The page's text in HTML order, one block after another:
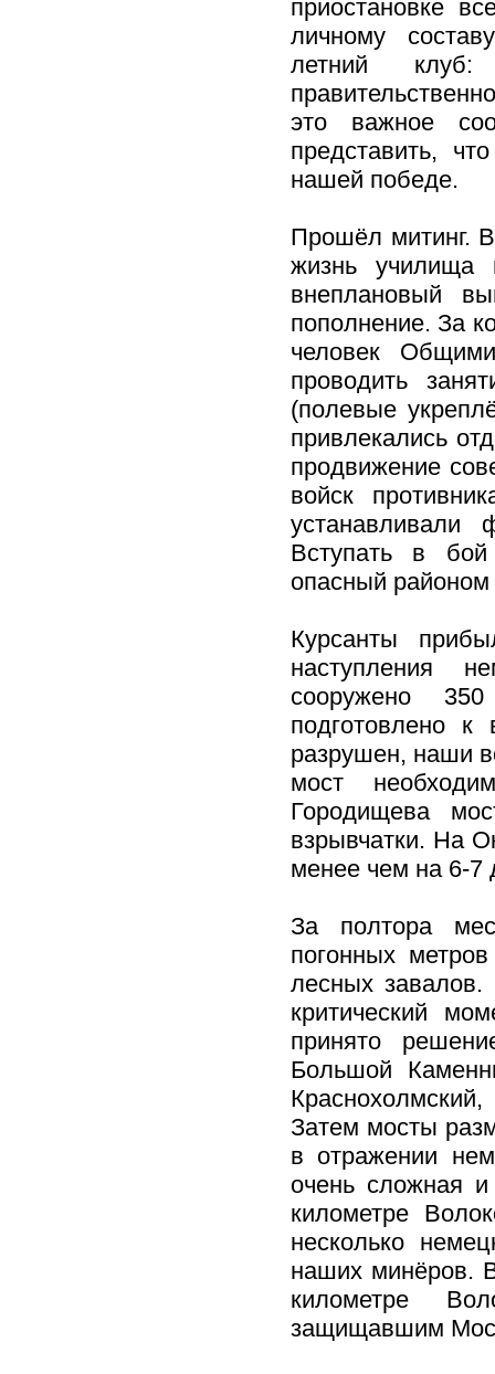
приостановке
личному
летний
это важное
представить,
нашей победе.
Прошёл митинг.
жизнь училища
внеплановый
пополнение. За
человек
проводить
(полевые
привлекались
продвижение
войск
Вступать в
опасный
Курсанты
наступления
сооружено
подготовлено
разрушен, наши
мост
Городищева
взрывчатки. На
менее чем на 6-7
За полтора
погонных
лесных
критический
принято
Большой
Затем мосты
в отражении
очень сложная
километре
несколько
наших минёров.
километре
защищавшим